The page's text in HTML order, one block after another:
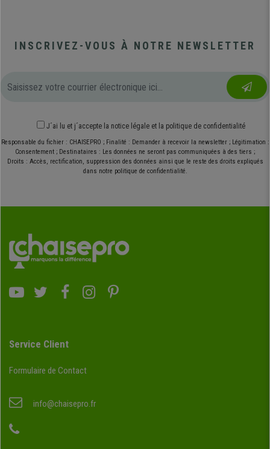
INSCRIVEZ-VOUS À NOTRE NEWSLETTER
J´ai lu et j´accepte la notice légale et la politique de confidentialité
Responsable du fichier : CHAISEPRO ; Finalité : Demander à recevoir la newsletter ; Légitimation :
Consentement ; Destinataires : Les données ne seront pas communiquées à des tiers ;
Droits : Accès, rectification, suppression des données ainsi que le reste des droits expliqués
dans notre politique de confidentialité.
Service Client
Formulaire de Contact
info@chaisepro.fr